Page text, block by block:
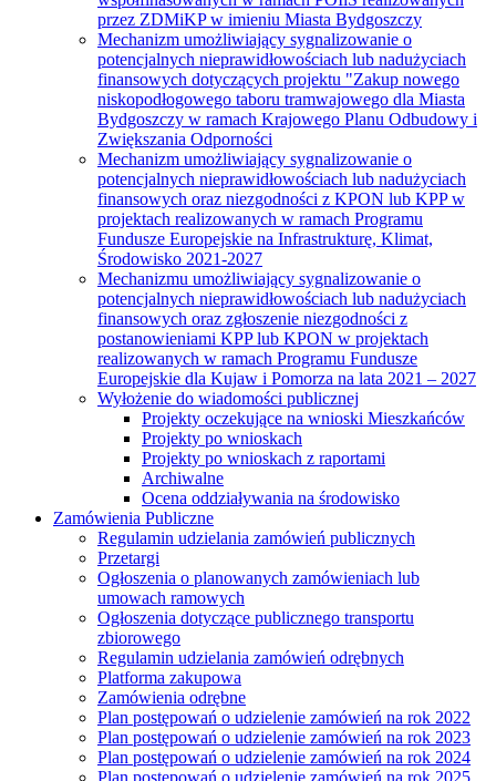
przez ZDMiKP w imieniu Miasta Bydgoszczy
Mechanizm umożliwiający sygnalizowanie o
potencjalnych nieprawidłowościach lub nadużyciach
finansowych dotyczących projektu "Zakup nowego
niskopodłogowego taboru tramwajowego dla Miasta
Bydgoszczy w ramach Krajowego Planu Odbudowy i
Zwiększania Odporności
Mechanizm umożliwiający sygnalizowanie o
potencjalnych nieprawidłowościach lub nadużyciach
finansowych oraz niezgodności z KPON lub KPP w
projektach realizowanych w ramach Programu
Fundusze Europejskie na Infrastrukturę, Klimat,
Środowisko 2021-2027
Mechanizmu umożliwiający sygnalizowanie o
potencjalnych nieprawidłowościach lub nadużyciach
finansowych oraz zgłoszenie niezgodności z
postanowieniami KPP lub KPON w projektach
realizowanych w ramach Programu Fundusze
Europejskie dla Kujaw i Pomorza na lata 2021 – 2027
Wyłożenie do wiadomości publicznej
Projekty oczekujące na wnioski Mieszkańców
Projekty po wnioskach
Projekty po wnioskach z raportami
Archiwalne
Ocena oddziaływania na środowisko
Zamówienia Publiczne
Regulamin udzielania zamówień publicznych
Przetargi
Ogłoszenia o planowanych zamówieniach lub
umowach ramowych
Ogłoszenia dotyczące publicznego transportu
zbiorowego
Regulamin udzielania zamówień odrębnych
Platforma zakupowa
Zamówienia odrębne
Plan postępowań o udzielenie zamówień na rok 2022
Plan postępowań o udzielenie zamówień na rok 2023
Plan postępowań o udzielenie zamówień na rok 2024
Plan postępowań o udzielenie zamówień na rok 2025